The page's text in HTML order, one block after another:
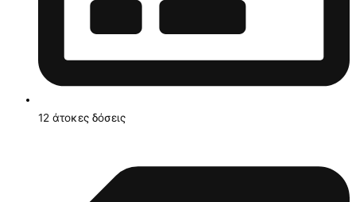
12 άτοκες δόσεις